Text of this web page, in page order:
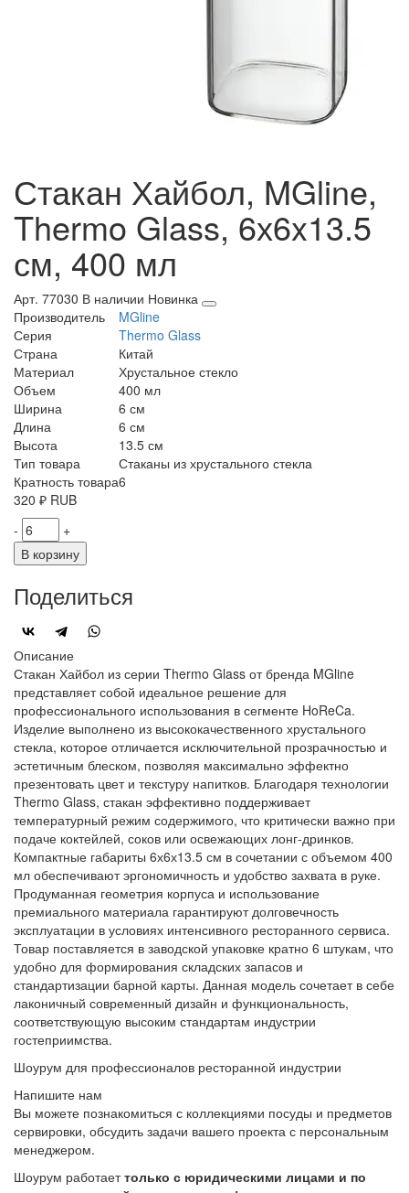
Стакан Хайбол, MGline,
Thermo Glass, 6х6x13.5
см, 400 мл
Арт. 77030 В наличии Новинка
Производитель
MGline
Серия
Thermo Glass
Страна
Китай
Материал
Хрустальное стекло
Объем
400 мл
Ширина
6 см
Длина
6 см
Высота
13.5 см
Тип товара
Стаканы из хрустального стекла
Кратность товара6
320 ₽ RUB
-
+
В корзину
Поделиться
Описание
Стакан Хайбол из серии Thermo Glass от бренда MGline
представляет собой идеальное решение для
профессионального использования в сегменте HoReCa.
Изделие выполнено из высококачественного хрустального
стекла, которое отличается исключительной прозрачностью и
эстетичным блеском, позволяя максимально эффектно
презентовать цвет и текстуру напитков. Благодаря технологии
Thermo Glass, стакан эффективно поддерживает
температурный режим содержимого, что критически важно при
подаче коктейлей, соков или освежающих лонг-дринков.
Компактные габариты 6х6х13.5 см в сочетании с объемом 400
мл обеспечивают эргономичность и удобство захвата в руке.
Продуманная геометрия корпуса и использование
премиального материала гарантируют долговечность
эксплуатации в условиях интенсивного ресторанного сервиса.
Товар поставляется в заводской упаковке кратно 6 штукам, что
удобно для формирования складских запасов и
стандартизации барной карты. Данная модель сочетает в себе
лаконичный современный дизайн и функциональность,
соответствующую высоким стандартам индустрии
гостеприимства.
Шоурум для профессионалов ресторанной индустрии
Напишите нам
Вы можете познакомиться с коллекциями посуды и предметов
сервировки, обсудить задачи вашего проекта с персональным
менеджером.
Шоурум работаеттолько с юридическими лицами и по